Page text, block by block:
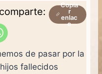
Copia
r
enlac
e
de pasar por la
fallecidos